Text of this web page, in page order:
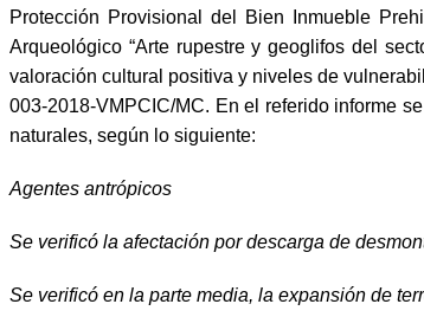
Protección Provisional del Bien Inmueble
Arqueológico “Arte rupestre y geoglifos del
valoración cultural positiva y niveles de
003-2018-VMPCIC/MC. En el referido informe
naturales, según lo siguiente:
Agentes antrópicos
Se verificó la afectación por descarga de
Se verificó en la parte media, la expansión de